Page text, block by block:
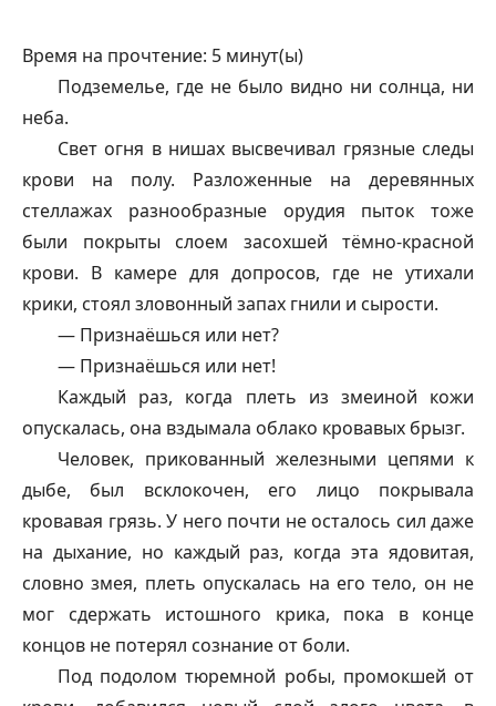
Время на прочтение: 5 минут(ы)
Подземелье, где не было видно ни солнца, ни
неба.
Свет огня в нишах высвечивал грязные следы
крови на полу. Разложенные на деревянных
стеллажах разнообразные орудия пыток тоже
были покрыты слоем засохшей тёмно-красной
крови. В камере для допросов, где не утихали
крики, стоял зловонный запах гнили и сырости.
— Признаёшься или нет?
— Признаёшься или нет!
Каждый раз, когда плеть из змеиной кожи
опускалась, она вздымала облако кровавых брызг.
Человек, прикованный железными цепями к
дыбе, был всклокочен, его лицо покрывала
кровавая грязь. У него почти не осталось сил даже
на дыхание, но каждый раз, когда эта ядовитая,
словно змея, плеть опускалась на его тело, он не
мог сдержать истошного крика, пока в конце
концов не потерял сознание от боли.
Под подолом тюремной робы, промокшей от